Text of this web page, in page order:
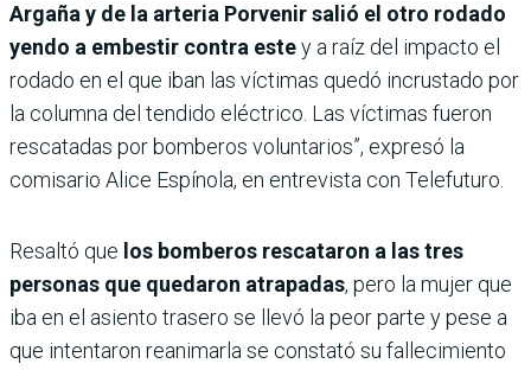
Argaña y de la arteria Porvenir salió el otro rodado
yendo a embestir contra estey a raíz del impacto el
rodado en el que iban las víctimas quedó incrustado por
la columna del tendido eléctrico. Las víctimas fueron
rescatadas por bomberos voluntarios”, expresó la
comisario Alice Espínola, en entrevista con Telefuturo.
Resaltó que los bomberos rescataron a las tres
personas que quedaron atrapadas, pero la mujer que
iba en el asiento trasero se llevó la peor parte y pese a
que intentaron reanimarla se constató su fallecimiento